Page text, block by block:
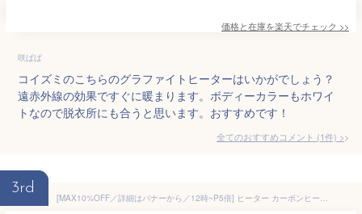
価格と在庫を楽天でチェック >>
咲ぱぱ
コイズミのこちらのグラファイトヒーターはいかがでしょう？
遠赤外線の効果ですぐに暖まります。ボディーカラーもホワイ
トなので脱衣所にも合うと思います。おすすめです！
全てのおすすめコメント (1件) >
3rd
[MAX10%OFF／詳細はバナーから／12時~P5倍] ヒーター カーボンヒーター 電気ストーブ 遠赤外線 暖房器具 スリムヒーター 暖房機器 脱衣所 洗面 トイレ キッチン リビング 足元 あったか 静音 転倒オフスイッチ 節電 省エネ